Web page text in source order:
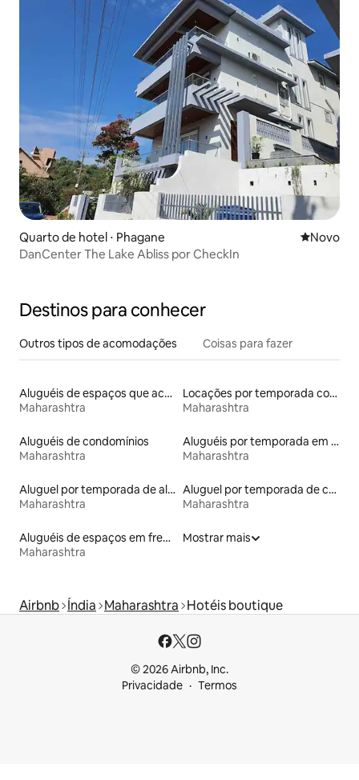
Quarto de hotel ⋅ Phagane Novo
Novo
DanCenter The Lake Abliss por CheckIn
Destinos para conhecer
Outros tipos de acomodações Coisas para fazer
Aluguéis de espaços que aceitam animais de estimação
Maharashtra
Locações por temporada com piscina
Maharashtra
Aluguéis de condomínios
Maharashtra
Aluguéis por temporada em hotéis-fazenda
Maharashtra
Aluguel por temporada de alojamentos ecológicos
Maharashtra
Aluguel por temporada de casas de veraneio
Maharashtra
Aluguéis de espaços em frente à praia
Maharashtra
Mostrar mais
Airbnb Índia Maharashtra Hotéis boutique
© 2026 Airbnb, Inc.
Privacidade
Termos